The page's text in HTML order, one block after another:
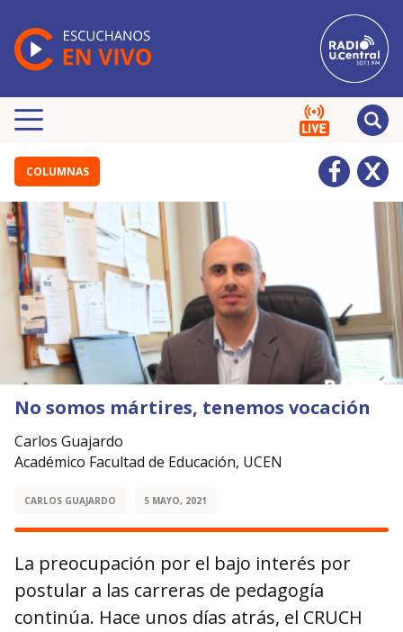
COLUMNAS
No somos mártires, tenemos vocación
Carlos Guajardo
Académico Facultad de Educación, UCEN
CARLOS GUAJARDO 5 MAYO, 2021
La preocupación por el bajo interés por
postular a las carreras de pedagogía
continúa. Hace unos días atrás, el CRUCH